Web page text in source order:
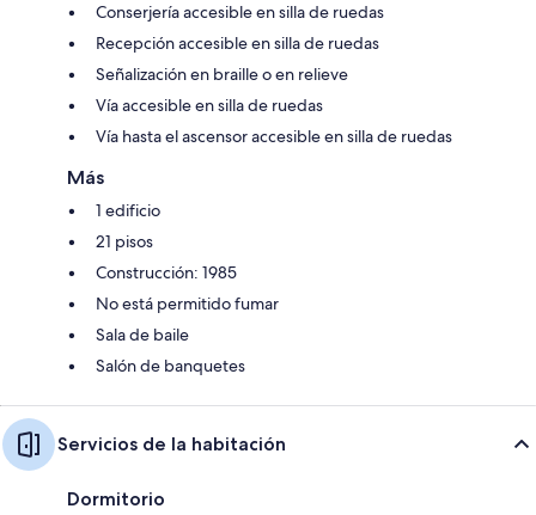
Conserjería accesible en silla de ruedas
Recepción accesible en silla de ruedas
Señalización en braille o en relieve
Vía accesible en silla de ruedas
Vía hasta el ascensor accesible en silla de ruedas
Más
1 edificio
21 pisos
Construcción: 1985
No está permitido fumar
Sala de baile
Salón de banquetes
Servicios de la habitación
Dormitorio